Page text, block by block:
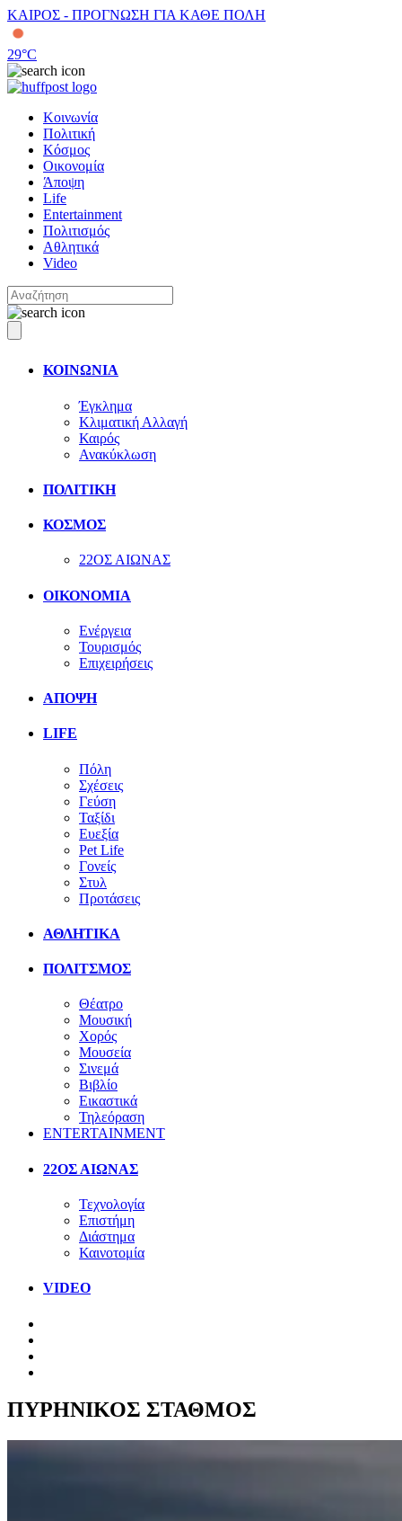
ΚΑΙΡΟΣ - ΠΡΟΓΝΩΣΗ ΓΙΑ ΚΑΘΕ ΠΟΛΗ
29°C
Κοινωνία
Πολιτική
Κόσμος
Οικονομία
Άποψη
Life
Entertainment
Πολιτισμός
Αθλητικά
Video
ΚΟΙΝΩΝΙΑ
Έγκλημα
Κλιματική Αλλαγή
Καιρός
Ανακύκλωση
ΠΟΛΙΤΙΚΗ
ΚΟΣΜΟΣ
22ΟΣ ΑΙΩΝΑΣ
ΟΙΚΟΝΟΜΙΑ
Ενέργεια
Τουρισμός
Επιχειρήσεις
ΑΠΟΨΗ
LIFE
Πόλη
Σχέσεις
Γεύση
Ταξίδι
Ευεξία
Pet Life
Γονείς
Στυλ
Προτάσεις
ΑΘΛΗΤΙΚΑ
ΠΟΛΙΤΣΜΟΣ
Θέατρο
Μουσική
Χορός
Μουσεία
Σινεμά
Βιβλίο
Εικαστικά
Τηλεόραση
ENTERTAINMENT
22ΟΣ ΑΙΩΝΑΣ
Τεχνολογία
Επιστήμη
Διάστημα
Καινοτομία
VIDEO
ΠΥΡΗΝΙΚΟΣ ΣΤΑΘΜΟΣ